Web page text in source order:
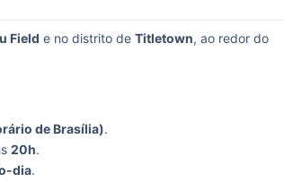
Field e no distrito de Titletown, ao redor do
de Brasília).
20h.
dia.